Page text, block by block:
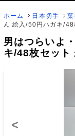
ホーム 日本切手
ん 絵入/50円ハガキ/48
男はつらいよ
キ/48枚セット
<